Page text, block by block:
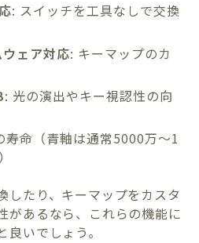
: スイッチを工具なしで交換
ェア対応: キーマップのカ
: 光の演出やキー視認性の向
寿命（青軸は通常5000万〜1
したり、キーマップをカスタ
があるなら、これらの機能に
いでしょう。